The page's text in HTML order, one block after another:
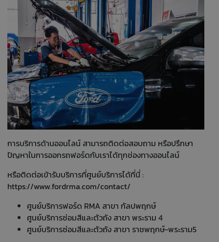
การบริการด้านออนไลน์ สามารถติดต่อสอบถาม หรือปรึกษา
ปัญหาในการออกรถฟอร์ดกับเราได้ทุกช่องทางออนไลน์
หรือติดต่อเข้ารับบริการที่ศูนย์บริการได้ที่นี่ :
https://www.fordrma.com/contact/
ศูนย์บริการฟอร์ด RMA สาขา กัลปพฤกษ์
ศูนย์บริการซ่อมสีและตัวถัง สาขา พระราม 4
ศูนย์บริการซ่อมสีและตัวถัง สาขา ราชพฤกษ์-พระราม5